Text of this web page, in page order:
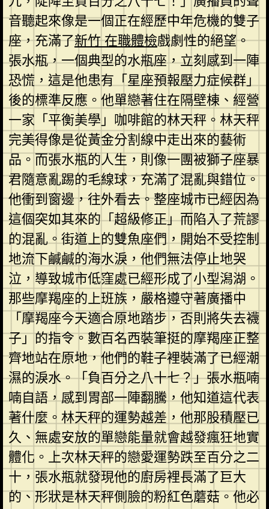
音聽起來像是一個正在經歷中年危機的雙子
座，充滿了新竹 在職體檢戲劇性的絕望。
張水瓶，一個典型的水瓶座，立刻感到一陣
恐慌，這是他患有「星座預報壓力症候群」
後的標準反應。他單戀著住在隔壁棟、經營
一家「平衡美學」咖啡館的林天秤。林天秤
完美得像是從黃金分割線中走出來的藝術
品。而張水瓶的人生，則像一團被獅子座暴
君隨意亂踢的毛線球，充滿了混亂與錯位。
他衝到窗邊，往外看去。整座城市已經因為
這個突如其來的「超級修正」而陷入了荒謬
的混亂。街道上的雙魚座們，開始不受控制
地流下鹹鹹的海水淚，他們無法停止地哭
泣，導致城市低窪處已經形成了小型潟湖。
那些摩羯座的上班族，嚴格遵守著廣播中
「摩羯座今天適合原地踏步，否則將失去襪
子」的指令。數百名西裝筆挺的摩羯座正整
齊地站在原地，他們的鞋子裡裝滿了已經潮
濕的淚水。「負百分之八十七？」張水瓶喃
喃自語，感到胃部一陣翻騰，他知道這代表
著什麼。林天秤的運勢越差，他那股積壓已
久、無處安放的單戀能量就會越發瘋狂地實
體化。上次林天秤的戀愛運勢跌至百分之二
十，張水瓶就發現他的廚房裡長滿了巨大
的、形狀是林天秤側臉的粉紅色蘑菇。他必